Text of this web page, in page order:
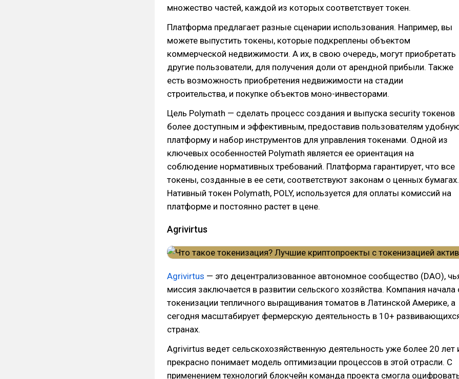
множество частей, каждой из которых соответствует токен.
Платформа предлагает разные сценарии использования. Например, вы
можете выпустить токены, которые подкреплены объектом
коммерческой недвижимости. А их, в свою очередь, могут приобретать
другие пользователи, для получения доли от арендной прибыли. Также
есть возможность приобретения недвижимости на стадии
строительства, и покупке объектов моно-инвесторами.
Цель Polymath — сделать процесс создания и выпуска security токенов
более доступным и эффективным, предоставив пользователям
платформу и набор инструментов для управления токенами. Одной из
ключевых особенностей Polymath является ее ориентация на
соблюдение нормативных требований. Платформа гарантирует, что все
токены, созданные в ее сети, соответствуют законам о ценных бумагах.
Нативный токен Polymath, POLY, используется для оплаты комиссий на
платформе и постоянно растет в цене.
Agrivirtus
Agrivirtus — это децентрализованное автономное сообщество (DAO),
миссия заключается в развитии сельского хозяйства. Компания начала
токенизации тепличного выращивания томатов в Латинской Америке, а
сегодня масштабирует фермерскую деятельность в 10+
странах.
Agrivirtus ведет сельскохозяйственную деятельность уже более 20 лет
прекрасно понимает модель оптимизации процессов в этой отрасли. С
применением технологий блокчейн команда проекта смогла